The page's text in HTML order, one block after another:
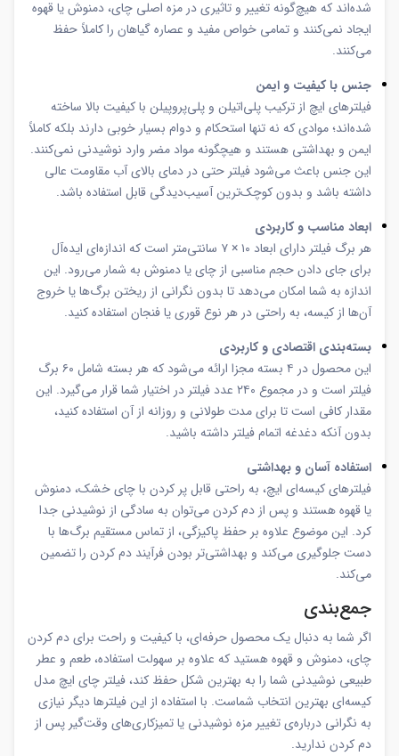
شده‌اند که هیچ‌گونه تغییر و تاثیری در مزه اصلی چای، دمنوش یا قهوه
ایجاد نمی‌کنند و تمامی خواص مفید و عصاره گیاهان را کاملاً حفظ
می‌کنند.
جنس با کیفیت و ایمن
فیلترهای ایچ از ترکیب پلی‌اتیلن و پلی‌پروپیلن با کیفیت بالا ساخته
شده‌اند؛ موادی که نه تنها استحکام و دوام بسیار خوبی دارند بلکه کاملاً
ایمن و بهداشتی هستند و هیچگونه مواد مضر وارد نوشیدنی نمی‌کنند.
این جنس باعث می‌شود فیلتر حتی در دمای بالای آب مقاومت عالی
داشته باشد و بدون کوچک‌ترین آسیب‌دیدگی قابل استفاده باشد.
ابعاد مناسب و کاربردی
هر برگ فیلتر دارای ابعاد ۱۰ × ۷ سانتی‌متر است که اندازه‌ای ایده‌آل
برای جای دادن حجم مناسبی از چای یا دمنوش به شمار می‌رود. این
اندازه به شما امکان می‌دهد تا بدون نگرانی از ریختن برگ‌ها یا خروج
آن‌ها از کیسه، به راحتی در هر نوع قوری یا فنجان استفاده کنید.
بسته‌بندی اقتصادی و کاربردی
این محصول در ۴ بسته مجزا ارائه می‌شود که هر بسته شامل ۶۰ برگ
فیلتر است و در مجموع ۲۴۰ عدد فیلتر در اختیار شما قرار می‌گیرد. این
مقدار کافی است تا برای مدت طولانی و روزانه از آن استفاده کنید،
بدون آنکه دغدغه اتمام فیلتر داشته باشید.
استفاده آسان و بهداشتی
فیلترهای کیسه‌ای ایچ، به راحتی قابل پر کردن با چای خشک، دمنوش
یا قهوه هستند و پس از دم کردن می‌توان به سادگی از نوشیدنی جدا
کرد. این موضوع علاوه بر حفظ پاکیزگی، از تماس مستقیم برگ‌ها با
دست جلوگیری می‌کند و بهداشتی‌تر بودن فرآیند دم کردن را تضمین
می‌کند.
جمع‌بندی
اگر شما به دنبال یک محصول حرفه‌ای، با کیفیت و راحت برای دم کردن
چای، دمنوش و قهوه هستید که علاوه بر سهولت استفاده، طعم و عطر
طبیعی نوشیدنی شما را به بهترین شکل حفظ کند، فیلتر چای ایچ مدل
کیسه‌ای بهترین انتخاب شماست. با استفاده از این فیلترها دیگر نیازی
به نگرانی درباره‌ی تغییر مزه نوشیدنی یا تمیزکاری‌های وقت‌گیر پس از
دم کردن ندارید.